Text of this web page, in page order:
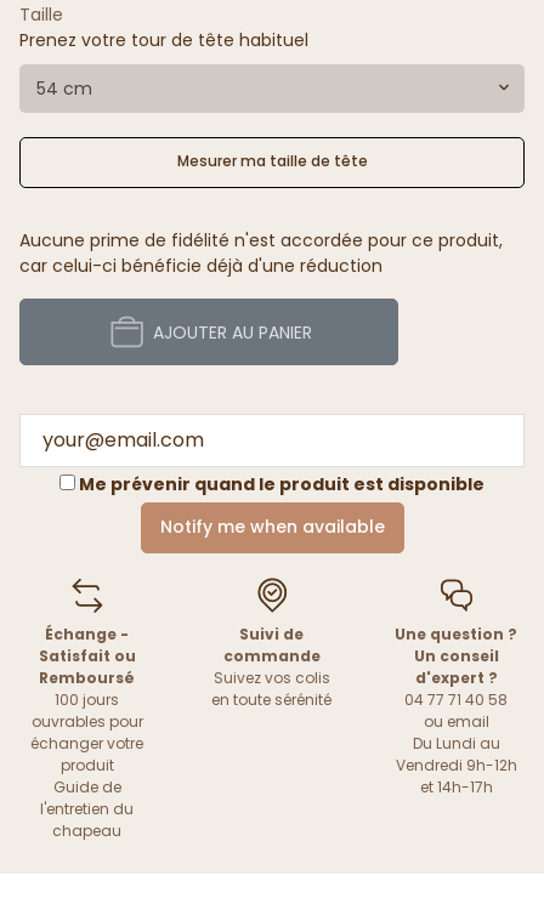
Taille
Prenez votre tour de tête habituel
54 cm
Mesurer ma taille de tête
Aucune prime de fidélité n'est accordée pour ce produit,
car celui-ci bénéficie déjà d'une réduction
AJOUTER AU PANIER
Me prévenir quand le produit est disponible
Notify me when available
Échange -
Satisfait ou
Remboursé
100 jours
ouvrables pour
échanger votre
produit
Guide de
l'entretien du
chapeau
Suivi de
commande
Suivez vos colis
en toute sérénité
Une question ?
Un conseil
d'expert ?
04 77 71 40 58
ou email
Du Lundi au
Vendredi 9h-12h
et 14h-17h